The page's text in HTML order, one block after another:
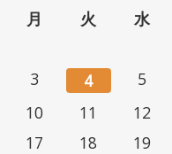
月 火 水
3
4 5
10
11 12
17
18 19